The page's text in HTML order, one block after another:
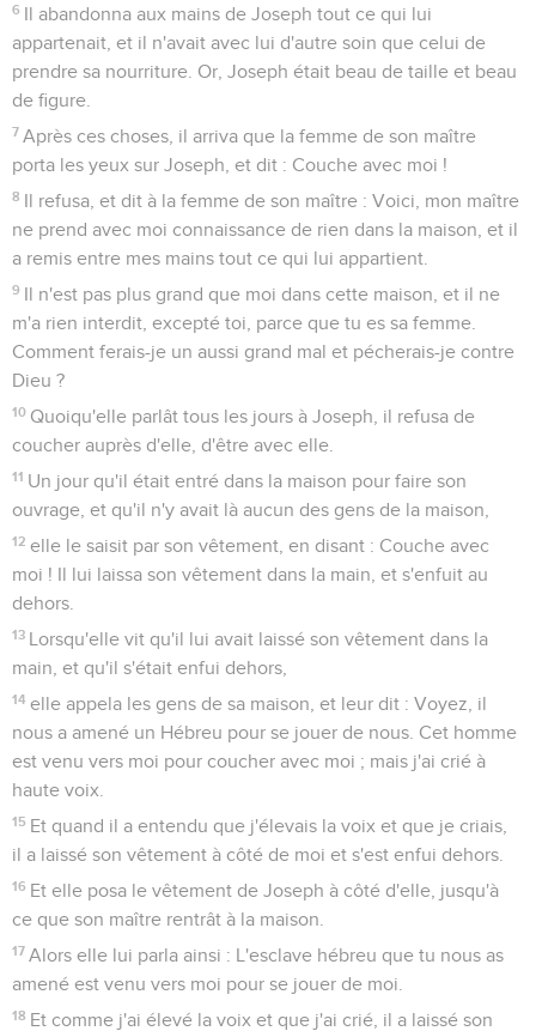
6 Il abandonna aux mains de Joseph tout ce qui lui
appartenait, et il n'avait avec lui d'autre soin que celui de
prendre sa nourriture. Or, Joseph était beau de taille et beau
de figure.
7 Après ces choses, il arriva que la femme de son maître
porta les yeux sur Joseph, et dit : Couche avec moi !
8 Il refusa, et dit à la femme de son maître : Voici, mon maître
ne prend avec moi connaissance de rien dans la maison, et il
a remis entre mes mains tout ce qui lui appartient.
9 Il n'est pas plus grand que moi dans cette maison, et il ne
m'a rien interdit, excepté toi, parce que tu es sa femme.
Comment ferais-je un aussi grand mal et pécherais-je contre
Dieu ?
10 Quoiqu'elle parlât tous les jours à Joseph, il refusa de
coucher auprès d'elle, d'être avec elle.
11 Un jour qu'il était entré dans la maison pour faire son
ouvrage, et qu'il n'y avait là aucun des gens de la maison,
12 elle le saisit par son vêtement, en disant : Couche avec
moi ! Il lui laissa son vêtement dans la main, et s'enfuit au
dehors.
13 Lorsqu'elle vit qu'il lui avait laissé son vêtement dans la
main, et qu'il s'était enfui dehors,
14 elle appela les gens de sa maison, et leur dit : Voyez, il
nous a amené un Hébreu pour se jouer de nous. Cet homme
est venu vers moi pour coucher avec moi ; mais j'ai crié à
haute voix.
15 Et quand il a entendu que j'élevais la voix et que je criais,
il a laissé son vêtement à côté de moi et s'est enfui dehors.
16 Et elle posa le vêtement de Joseph à côté d'elle, jusqu'à
ce que son maître rentrât à la maison.
17 Alors elle lui parla ainsi : L'esclave hébreu que tu nous as
amené est venu vers moi pour se jouer de moi.
18 Et comme j'ai élevé la voix et que j'ai crié, il a laissé son